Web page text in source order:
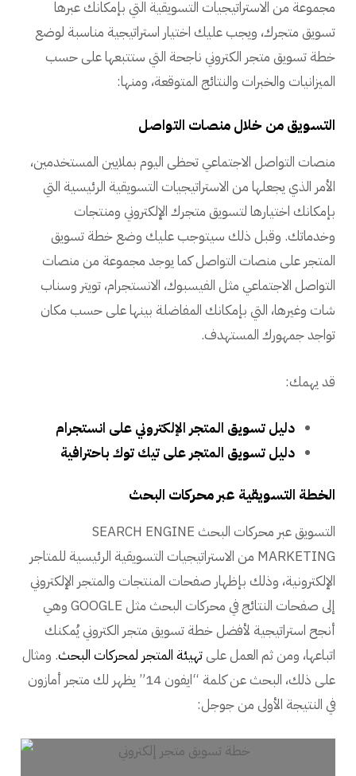
مجموعة من الاستراتيجيات التسويقية التي بإمكانك عبرها
تسويق متجرك، ويجب عليك اختيار استراتيجية مناسبة لوضع
خطة تسويق متجر الكتروني ناجحة التي ستتبعها على حسب
الميزانيات والخبرات والنتائج المتوقعة، ومنها:
التسويق من خلال منصات التواصل
منصات التواصل الاجتماعي تحظى اليوم بملايين المستخدمين،
الأمر الذي يجعلها من الاستراتيجيات التسويقية الرئيسية التي
بإمكانك اختيارها لتسويق متجرك الإلكتروني ومنتجات
وخدماتك. وقبل ذلك سيتوجب عليك وضع خطة تسويق
المتجر على منصات التواصل كما يوجد مجموعة من منصات
التواصل الاجتماعي مثل الفيسبوك، الانستجرام، تويتر وسناب
شات وغيرها، التي بإمكانك المفاضلة بينها على حسب مكان
تواجد جمهورك المستهدف.
قد يهمك:
دليل تسويق المتجر الإلكتروني على انستجرام
دليل تسويق المتجر على تيك توك باحترافية
الخطة التسويقية عبر محركات البحث
التسويق عبر محركات البحث SEARCH ENGINE
MARKETING من الاستراتيجيات التسويقية الرئيسية للمتاجر
الإلكترونية، وذلك بإظهار صفحات المنتجات والمتجر الإلكتروني
إلى صفحات النتائج في محركات البحث مثل GOOGLE وهي
أنجح استراتيجية لأفضل خطة تسويق متجر الكتروني يُمكنك
اتباعها، ومن ثم العمل على تهيئة المتجر لمحركات البحث. ومثال
على ذلك، البحث عن كلمة “ايفون 14” يظهر لك متجر أمازون
في النتيجة الأولى من جوجل: